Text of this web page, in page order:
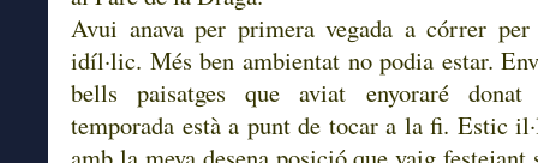
Avui anava per primera vegada a córrer
idíl·lic. Més ben ambientat no podia estar.
bells paisatges que aviat enyoraré
temporada està a punt de tocar a la fi. Estic